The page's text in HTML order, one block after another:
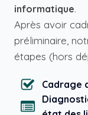
informatique.
Après avoir
préliminaire,
étapes (hors
Cadrage